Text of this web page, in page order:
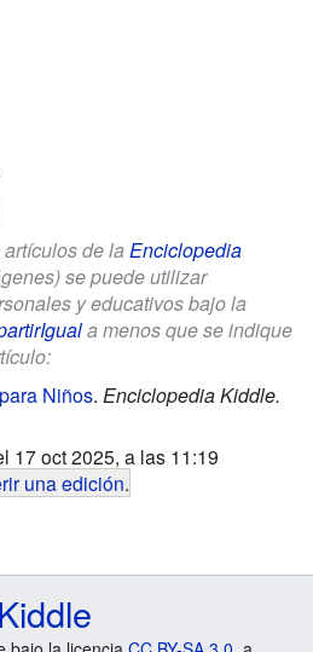
de la Enciclopedia
se puede utilizar
y educativos bajo la
a menos que se indique
Niños. Enciclopedia Kiddle.
17 oct 2025, a las 11:19
una edición.